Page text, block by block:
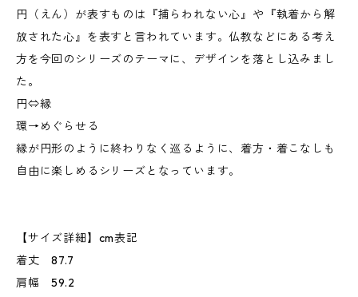
円（えん）が表すものは『捕らわれない心』や『執着から解
放された心』を表すと言われています。仏教などにある考え
方を今回のシリーズのテーマに、デザインを落とし込みまし
た。
円⇔縁
環→めぐらせる
縁が円形のように終わりなく巡るように、着方・着こなしも
自由に楽しめるシリーズとなっています。
【サイズ詳細】cm表記
着丈 87.7
肩幅 59.2